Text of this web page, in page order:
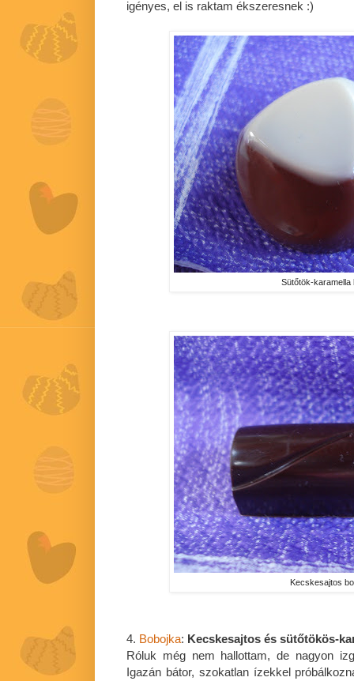
igényes, el is raktam ékszeresnek :)
Sütőtök-karamella
Kecskesajtos
4. Bobojka: Kecskesajtos és sütőtökös-
Róluk még nem hallottam, de nagyon
Igazán bátor, szokatlan ízekkel